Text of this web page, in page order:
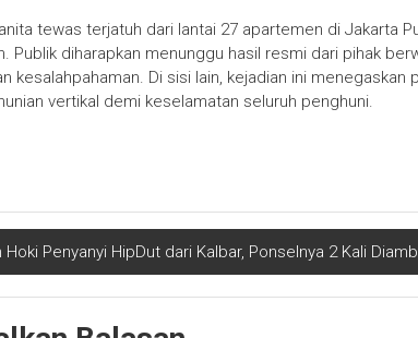
tewas terjatuh dari lantai 27 apartemen di Jakarta
Publik diharapkan menunggu hasil resmi dari pihak
kesalahpahaman. Di sisi lain, kejadian ini
vertikal demi keselamatan seluruh penghuni.
Hoki Penyanyi HipDut dari Kalbar, Ponselnya 2 Kali